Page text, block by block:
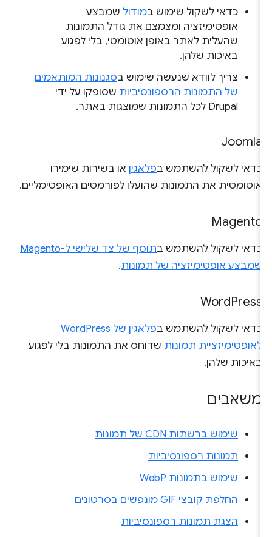
כדאי לשקול שימוש ב מודולשמבצע
אופטימיזציה ומצמצם את גודל התמונות
שהעלית לאתר באופן אוטומטי, בלי לפגוע
באיכות שלהן.
צריך לוודא שנעשה שימוש ב סגנונות המותאמים
של התמונות הרספונסיביותשסופקו על ידי
Drupal לכל התמונות שמוצגות באתר.
Joomla
כדאי לשקול להשתמש ב פלאגיןאו בשירות שימירו
אוטומטית את התמונות שהועלו לפורמטים האופטימליים.
Magento
כדאי לשקול להשתמש ב
תוסף של צד שלישי ל-Magento
שמבצע אופטימיזציה של תמונות.
WordPress
כדאי לשקול להשתמש ב
פלאגין של WordPress
לאופטימיזציית תמונותשדוחס את התמונות בלי לפגוע
באיכות שלהן.
משאבים
שימוש ברשתות CDN של תמונות
תמונות רספונסיביות
שימוש בתמונות WebP
החלפת קובצי GIF מונפשים בסרטונים
הצגת תמונות רספונסיביות